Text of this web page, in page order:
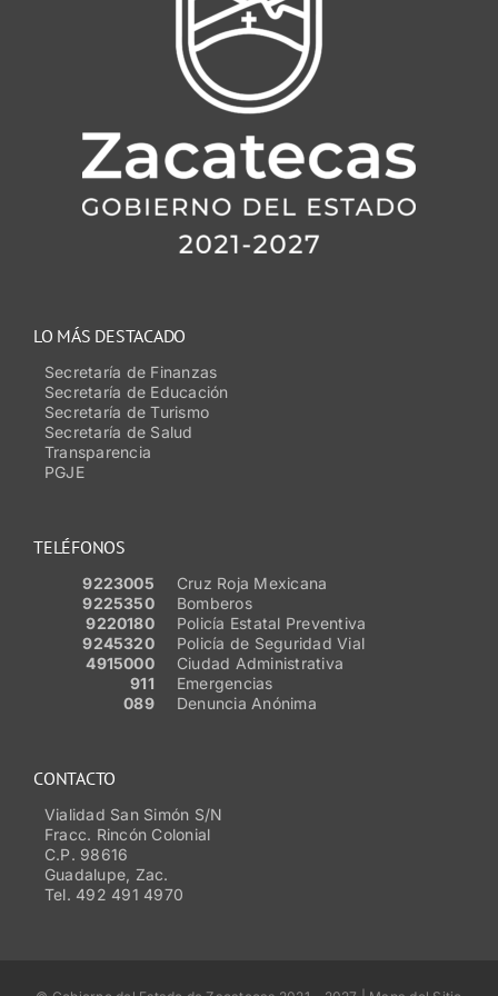
TELÉFONOS
9223005
Cruz Roja Mexicana
9225350
Bomberos
9220180
Policía Estatal Preventiva
9245320
Policía de Seguridad Vial
4915000
Ciudad Administrativa
911
Emergencias
089
Denuncia Anónima
LO MÁS DESTACADO
Secretaría de Finanzas
Secretaría de Educación
Secretaría de Turismo
Secretaría de Salud
Transparencia
PGJE
CONTACTO
Vialidad San Simón S/N
Fracc. Rincón Colonial
C.P. 98616
Guadalupe, Zac.
Tel. 492 491 4970